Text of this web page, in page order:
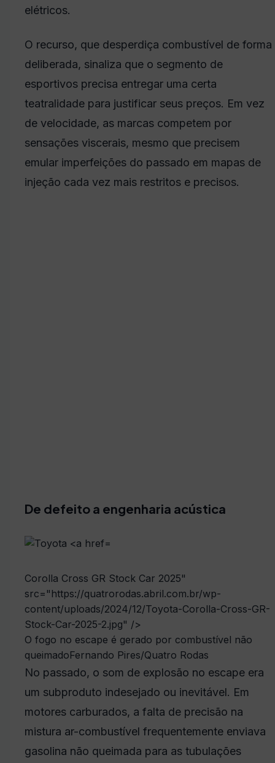
elétricos.
O recurso, que desperdiça combustível de forma
deliberada, sinaliza que o segmento de
esportivos precisa entregar uma certa
teatralidade para justificar seus preços. Em vez
de velocidade, as marcas competem por
sensações viscerais, mesmo que precisem
emular imperfeições do passado em mapas de
injeção cada vez mais restritos e precisos.
De defeito a engenharia acústica
Corolla Cross GR Stock Car 2025"
src="https://quatrorodas.abril.com.br/wp-
content/uploads/2024/12/Toyota-Corolla-Cross-GR-
Stock-Car-2025-2.jpg" />
O fogo no escape é gerado por combustível não
queimadoFernando Pires/Quatro Rodas
No passado, o som de explosão no escape era
um subproduto indesejado ou inevitável. Em
motores carburados, a falta de precisão na
mistura ar-combustível frequentemente enviava
gasolina não queimada para as tubulações